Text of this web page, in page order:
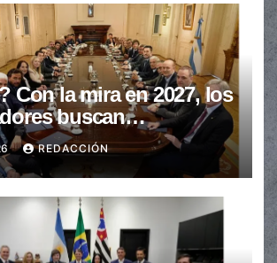
Con la mira en 2027, los
buscan
la elección
REDACCIÓN